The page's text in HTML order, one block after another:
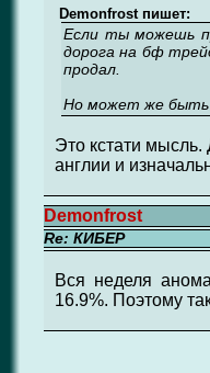
Demonfrost пишет:
Если ты можешь
дорога на бф
продал.
Но может же быть
Это кстати
англии и
Demonfrost
Re: КИБЕР
Вся неделя
16.9%. Поэтому